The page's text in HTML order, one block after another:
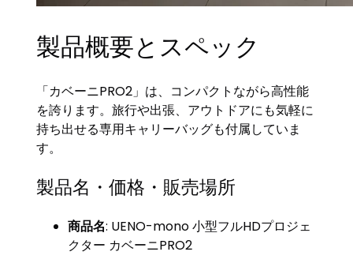
製品概要とスペック
「カベーニPRO2」は、コンパクトながら高性能
を誇ります。旅行や出張、アウトドアにも気軽に
持ち出せる専用キャリーバッグも付属していま
す。
製品名・価格・販売場所
商品名: UENO-mono 小型フルHDプロジェ
クター カベーニPRO2